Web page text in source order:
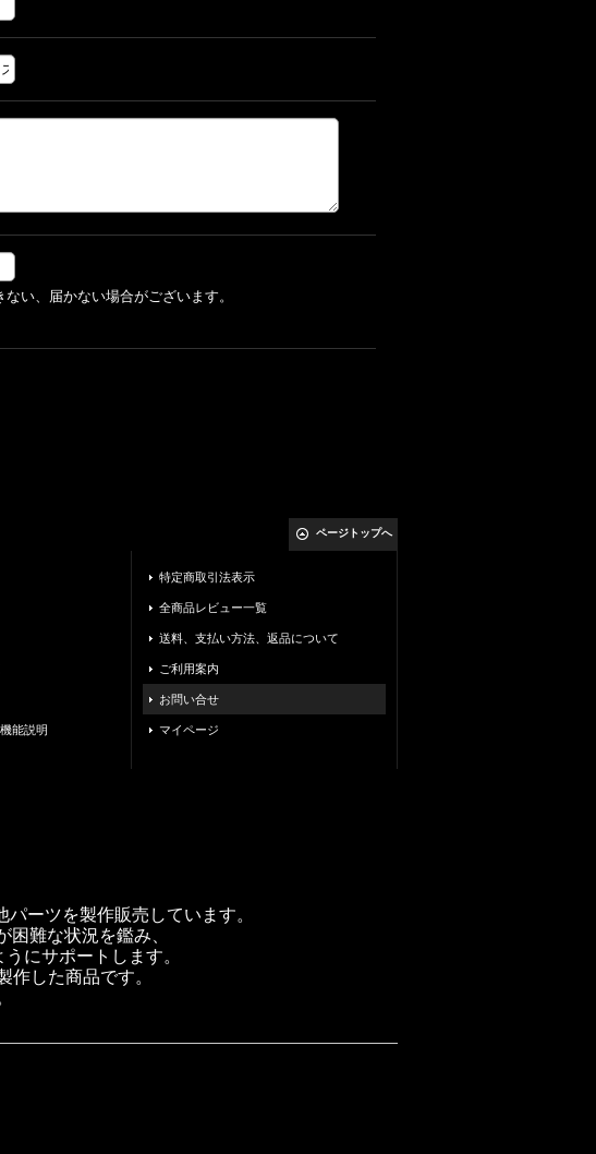
い、届かない場合がございます。
ページトップへ
能説明
特定商取引法表示
全商品レビュー一覧
送料、支払い方法、返品について
ご利用案内
お問い合せ
マイページ
ーツを製作販売しています。
難な状況を鑑み、
にサポートします。
した商品です。